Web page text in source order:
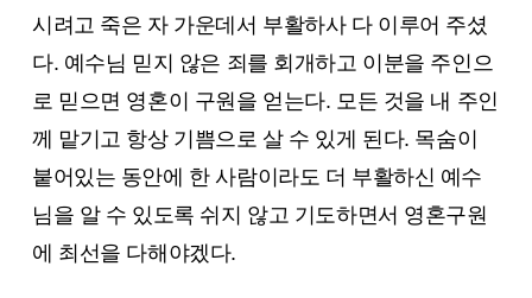
시려고 죽은 자 가운데서 부활하사 다 이루어 주셨
다. 예수님 믿지 않은 죄를 회개하고 이분을 주인으
로 믿으면 영혼이 구원을 얻는다. 모든 것을 내 주인
께 맡기고 항상 기쁨으로 살 수 있게 된다. 목숨이
붙어있는 동안에 한 사람이라도 더 부활하신 예수
님을 알 수 있도록 쉬지 않고 기도하면서 영혼구원
에 최선을 다해야겠다.